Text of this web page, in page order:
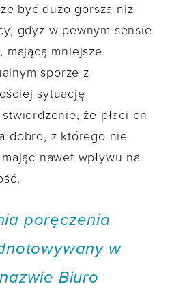
być dużo gorsza niż
gdyż w pewnym sensie
mającą mniejsze
sporze z
sytuację
że płaci on
dobro, z którego nie
nawet wpływu na
poręczenia
w
Biuro